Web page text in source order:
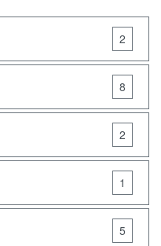
2
8
2
1
5